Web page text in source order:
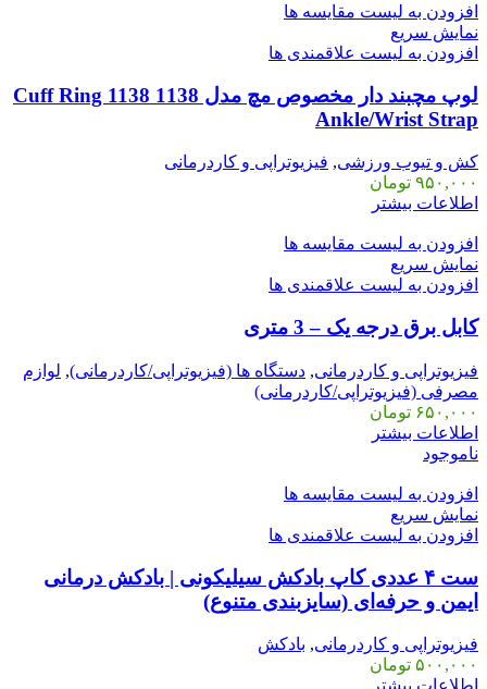
افزودن به لیست مقایسه ها
نمایش سریع
افزودن به لیست علاقمندی ها
لوپ مچبند دار مخصوص مچ مدل 1138 Cuff Ring 1138
Ankle/Wrist Strap
کش و تیوب ورزشی, فیزیوتراپی و کاردرمانی
۹۵۰,۰۰۰ تومان
اطلاعات بیشتر
افزودن به لیست مقایسه ها
نمایش سریع
افزودن به لیست علاقمندی ها
کابل برق درجه یک – 3 متری
فیزیوتراپی و کاردرمانی, دستگاه ها (فیزیوتراپی/کاردرمانی), لوازم
مصرفی (فیزیوتراپی/کاردرمانی)
۶۵۰,۰۰۰ تومان
اطلاعات بیشتر
ناموجود
افزودن به لیست مقایسه ها
نمایش سریع
افزودن به لیست علاقمندی ها
ست ۴ عددی کاپ بادکش سیلیکونی | بادکش درمانی
ایمن و حرفه‌ای (سایزبندی متنوع)
فیزیوتراپی و کاردرمانی, بادکش
۵۰۰,۰۰۰ تومان